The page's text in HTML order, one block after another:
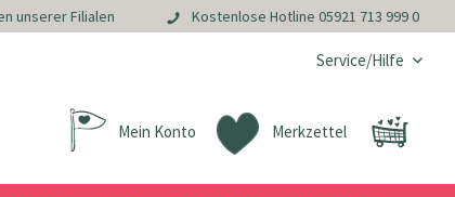
unserer Filialen Kostenlose Hotline 05921 713 999 0
Service/Hilfe
Merkzettel
Mein Konto